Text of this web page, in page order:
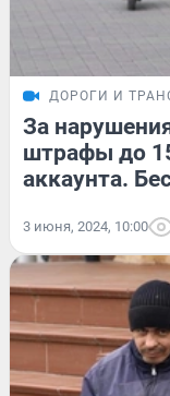
ДОРОГИ И
За
штрафы до
аккаунта.
3 июня, 2024, 10:00